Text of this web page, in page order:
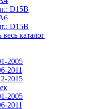
D15B
D15B
каталог
2005
2011
2015
2005
2011